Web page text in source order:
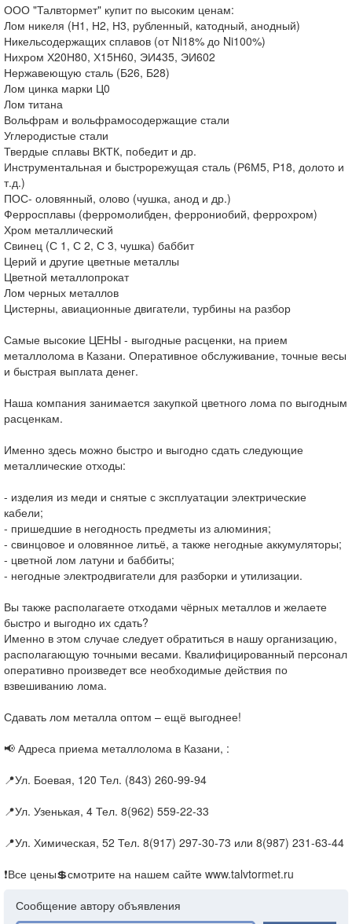
ООО "Талвтормет" купит по высоким ценам:
Лом никеля (Н1, Н2, Н3, рубленный, катодный, анодный)
Никельсодержащих сплавов (от Ni18% до Ni100%)
Нихром Х20Н80, Х15Н60, ЭИ435, ЭИ602
Нержавеющую сталь (Б26, Б28)
Лом цинка марки Ц0
Лом титана
Вольфрам и вольфрамосодержащие стали
Углеродистые стали
Твердые сплавы ВКТК, победит и др.
Инструментальная и быстрорежущая сталь (Р6М5, Р18, долото и
т.д.)
ПОС- оловянный, олово (чушка, анод и др.)
Ферросплавы (ферромолибден, феррониобий, феррохром)
Хром металлический
Свинец (С 1, С 2, С 3, чушка) баббит
Церий и другие цветные металлы
Цветной металлопрокат
Лом черных металлов
Цистерны, авиационные двигатели, турбины на разбор
Самые высокие ЦЕНЫ - выгодные расценки, на прием
металлолома в Казани. Оперативное обслуживание, точные весы
и быстрая выплата денег.
Наша компания занимается закупкой цветного лома по выгодным
расценкам.
Именно здесь можно быстро и выгодно сдать следующие
металлические отходы:
- изделия из меди и снятые с эксплуатации электрические
кабели;
- пришедшие в негодность предметы из алюминия;
- свинцовое и оловянное литьё, а также негодные аккумуляторы;
- цветной лом латуни и баббиты;
- негодные электродвигатели для разборки и утилизации.
Вы также располагаете отходами чёрных металлов и желаете
быстро и выгодно их сдать?
Именно в этом случае следует обратиться в нашу организацию,
располагающую точными весами. Квалифицированный персонал
оперативно произведет все необходимые действия по
взвешиванию лома.
Сдавать лом металла оптом – ещё выгоднее!
📢 Адреса приема металлолома в Казани, :
📍Ул. Боевая, 120 Тел. (843) 260-99-94
📍Ул. Узенькая, 4 Тел. 8(962) 559-22-33
📍Ул. Химическая, 52 Тел. 8(917) 297-30-73 или 8(987) 231-63-44
❗Все цены💲смотрите на нашем сайте www.talvtormet.ru
Сообщение автору объявления